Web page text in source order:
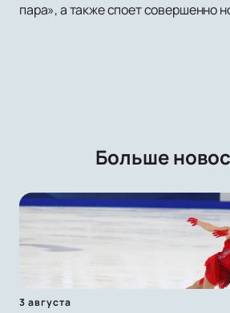
пара», а также споет совершенно
Больше
3 августа